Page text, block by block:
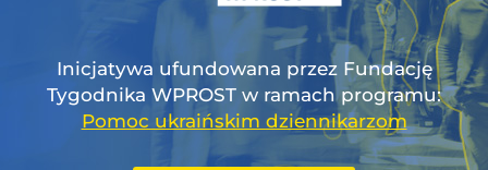
Inicjatywa ufundowana przez Fundację
Tygodnika WPROST w ramach programu:
Pomoc ukraińskim dziennikarzom